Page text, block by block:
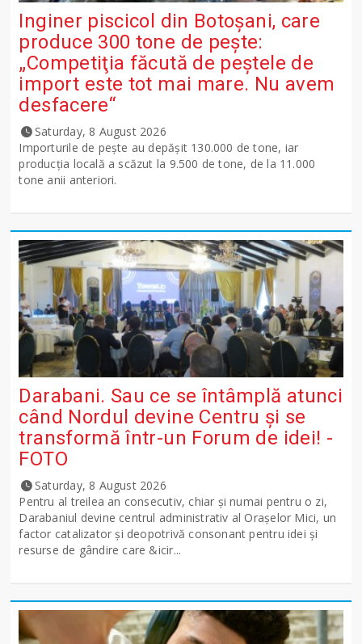
Inginer piscicol din Botoşani, care
produce 300 tone de peşte:
„Competiţia făcută de peştele de
import este tot mai mare. Nu avem
desfacere“
Saturday, 8 August 2026
Importurile de peşte au depăşit 130.000 de tone, iar
producţia locală a scăzut la 9.500 de tone, de la 11.000
tone anii anteriori.
Darabani. Sau ce se întâmplă atunci
când Nordul devine Centru și se
transformă într-un Forum de idei! -
FOTO
Saturday, 8 August 2026
Pentru al treilea an consecutiv, chiar și numai pentru o zi,
Darabaniul devine centrul administrativ al Orașelor Mici, un
factor catalizator și deopotrivă consonant pentru idei și
resurse de gândire care &icir...